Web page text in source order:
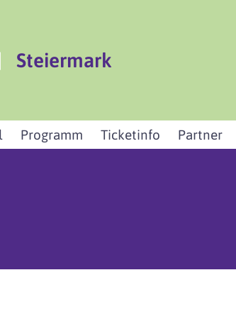
Steiermark
Programm Ticketinfo Partner